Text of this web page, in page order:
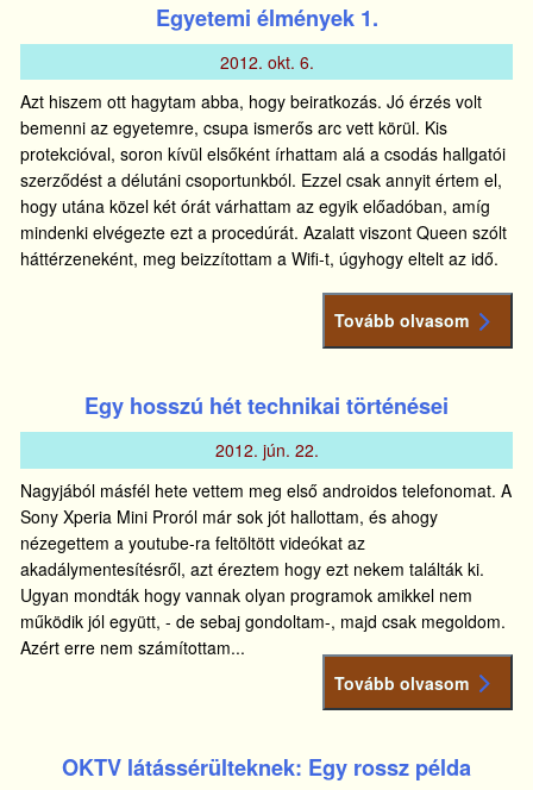
Egyetemi élmények 1.
2012. okt. 6.
Azt hiszem ott hagytam abba, hogy beiratkozás. Jó érzés volt
bemenni az egyetemre, csupa ismerős arc vett körül. Kis
protekcióval, soron kívül elsőként írhattam alá a csodás hallgatói
szerződést a délutáni csoportunkból. Ezzel csak annyit értem el,
hogy utána közel két órát várhattam az egyik előadóban, amíg
mindenki elvégezte ezt a procedúrát. Azalatt viszont Queen szólt
háttérzeneként, meg beizzítottam a Wifi-t, úgyhogy eltelt az idő.
Tovább olvasom
Egy hosszú hét technikai történései
2012. jún. 22.
Nagyjából másfél hete vettem meg első androidos telefonomat. A
Sony Xperia Mini Proról már sok jót hallottam, és ahogy
nézegettem a youtube-ra feltöltött videókat az
akadálymentesítésről, azt éreztem hogy ezt nekem találták ki.
Ugyan mondták hogy vannak olyan programok amikkel nem
működik jól együtt, - de sebaj gondoltam-, majd csak megoldom.
Azért erre nem számítottam...
Tovább olvasom
OKTV látássérülteknek: Egy rossz példa